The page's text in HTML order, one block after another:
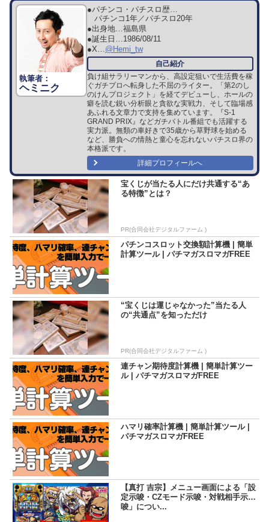
ヘミニク
●パチンコ・パチスロ歴…
パチンコ1年／パチスロ20年
●出身地…福島県
●誕生日…1986/08/11
●X…@Hemi_tw
負け組サラリーマンから、高設定狙いで生活費を稼
ぐガチプロへ転身した不屈のライター。「第2のし
のけんプロジェクト」を経てデビューし、ホールの
癖を読む鋭い分析眼と貪欲な実戦力、そして臨場感
あふれる文章力で支持を集めています。『S-1
GRAND PRIX』などガチバトル番組でも活躍する
実力派。無類の車好きで35歳から草野球を始める
など、勝負への情熱と童心を忘れないパチスロ界の
本格派です。
詳細プロフィールへ
宝くじが当たる人にだけ共通する“あ
る特徴”とは？
PR(合同会社デジタルファーム )
パチンコスロット交換額計算機 | 簡単
計算ツール | パチマガスロマガFREE
“宝くじは運じゃなかった”当たる人
の“共通点”を知っただけ
PR(合同会社デジタルファーム )
連チャン期待度計算機 | 簡単計算ツー
ル | パチマガスロマガFREE
ハマリ確率計算機 | 簡単計算ツール |
パチマガスロマガFREE
【真打 吉宗】メニュー画面による「設
定示唆・CZモード示唆・対戦相手示
唆」につい...